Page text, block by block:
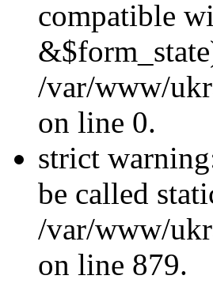
compatible
/var/www/
on line 0.
strict
be called
/var/www/
on line 879.